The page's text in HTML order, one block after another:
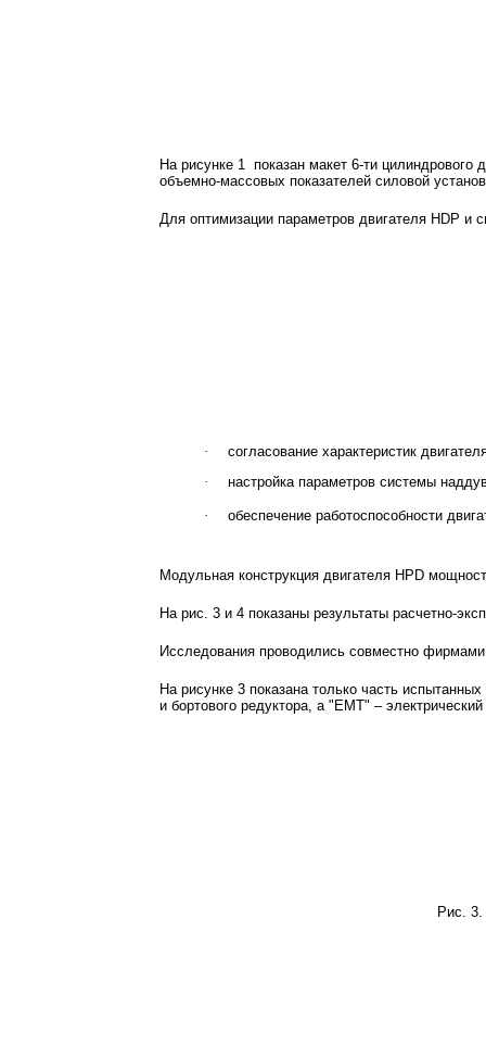
На рисунке 1
показан макет 6-ти цилиндрового
объемно-массовых показателей силовой
Для оптимизации параметров двигателя HDP и
·
согласование характеристик
·
настройка параметров системы
· обеспечение работоспособности
Модульная конструкция двигателя HPD
На рис. 3 и 4 показаны результаты расчетно-
Исследования проводились совместно
На рисунке 3 показана только часть
и бортового редуктора, а "ЕМТ" –
Рис.